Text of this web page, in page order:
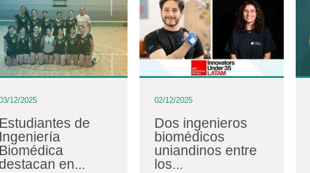
12/2025
Estudiantes de
Ingeniería
Biomédica
destacan en...
02/12/2025
Dos ingenieros
biomédicos
uniandinos entre
los...